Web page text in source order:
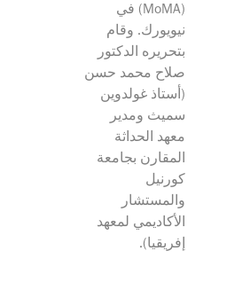
(MoMA) في
نيويورك. وقام
بتحريره الدكتور
صلاح محمد حسن
(أستاذ غولدوين
سميث ومدير
معهد الحداثة
المقارن بجامعة
كورنيل
والمستشار
الأكاديمي لمعهد
إفريقيا).